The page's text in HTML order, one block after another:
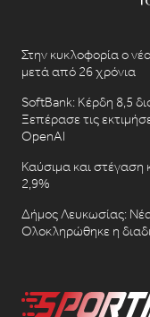
Στην κυκλοφορία ο
μετά από 26 χρόνια
SoftBank: Κέρδη 8,5
Ξεπέρασε τις
OpenAI
Καύσιμα και
2,9%
Δήμος Λευκωσίας:
Ολοκληρώθηκε η